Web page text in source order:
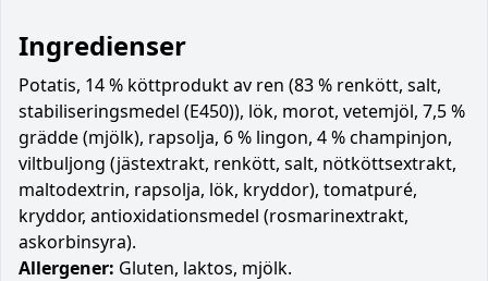
Ingredienser
Potatis, 14 % köttprodukt av ren (83 % renkött, salt,
stabiliseringsmedel (E450)), lök, morot, vetemjöl, 7,5 %
grädde (mjölk), rapsolja, 6 % lingon, 4 % champinjon,
viltbuljong (jästextrakt, renkött, salt, nötköttsextrakt,
maltodextrin, rapsolja, lök, kryddor), tomatpuré,
kryddor, antioxidationsmedel (rosmarinextrakt,
askorbinsyra).
Allergener: Gluten, laktos, mjölk.